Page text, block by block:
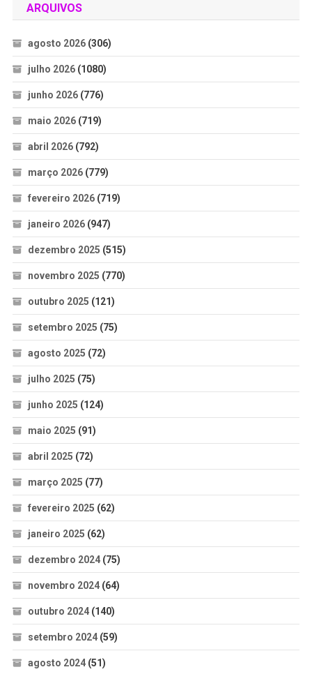
ARQUIVOS
agosto 2026(306)
julho 2026(1080)
junho 2026(776)
maio 2026(719)
abril 2026(792)
março 2026(779)
fevereiro 2026(719)
janeiro 2026(947)
dezembro 2025 (515)
novembro 2025 (770)
outubro 2025 (121)
setembro 2025 (75)
agosto 2025 (72)
julho 2025 (75)
junho 2025 (124)
maio 2025 (91)
abril 2025 (72)
março 2025 (77)
fevereiro 2025 (62)
janeiro 2025 (62)
dezembro 2024(75)
novembro 2024(64)
outubro 2024(140)
setembro 2024(59)
agosto 2024(51)